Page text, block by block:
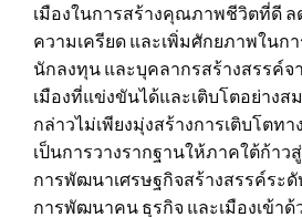
เมืองในการสร้างคุณภาพชีวิตที่ดี ล
ความเครียด และเพิ่มศักยภาพในก
นักลงทุน และบุคลากรสร้างสรรค์จ
เมืองที่แข่งขันได้และเติบโตอย่างส
กล่าวไม่เพียงมุ่งสร้างการเติบโตทา
เป็นการวางรากฐานให้ภาคใต้ก้าว
การพัฒนาเศรษฐกิจสร้างสรรค์ระ
การพัฒนาคน ธุรกิจ และเมืองเข้าด้